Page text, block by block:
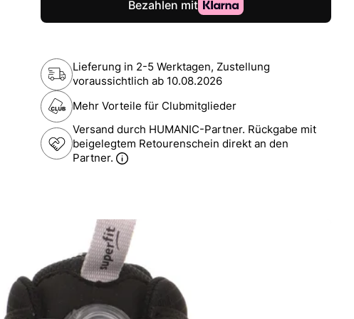
Lieferung in 2-5 Werktagen, Zustellung
voraussichtlich ab 10.08.2026
Mehr Vorteile für Clubmitglieder
Versand durch HUMANIC-Partner. Rückgabe mit
beigelegtem Retourenschein direkt an den
Partner.